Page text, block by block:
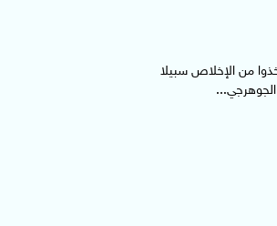
من الإخلاص سبيلا
الجوهرجي...